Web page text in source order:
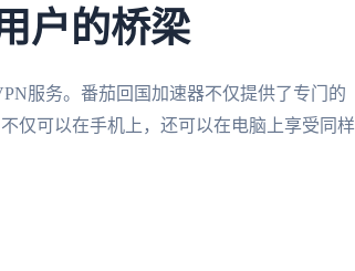
户的桥梁
服务。番茄回国加速器不仅提供了专门的
仅可以在手机上，还可以在电脑上享受同样